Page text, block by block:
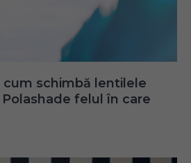
cum schimbă lentilele
felul în care